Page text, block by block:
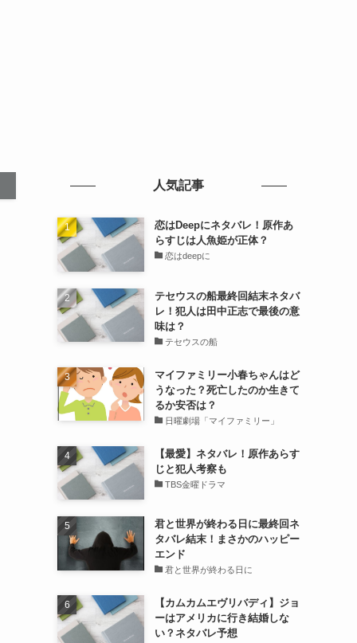
人気記事
恋はDeepにネタバレ！原作あ
らすじは人魚姫が正体？
恋はdeepに
テセウスの船最終回結末ネタバ
レ！犯人は田中正志で最後の意
味は？
テセウスの船
マイファミリー小春ちゃんはど
うなった？死亡したのか生きて
るか安否は？
日曜劇場「マイファミリー」
【最愛】ネタバレ！原作あらす
じと犯人考察も
TBS金曜ドラマ
君と世界が終わる日に最終回ネ
タバレ結末！まさかのハッピー
エンド
君と世界が終わる日に
【カムカムエヴリバディ】ジョ
ーはアメリカに行き結婚しな
い？ネタバレ予想